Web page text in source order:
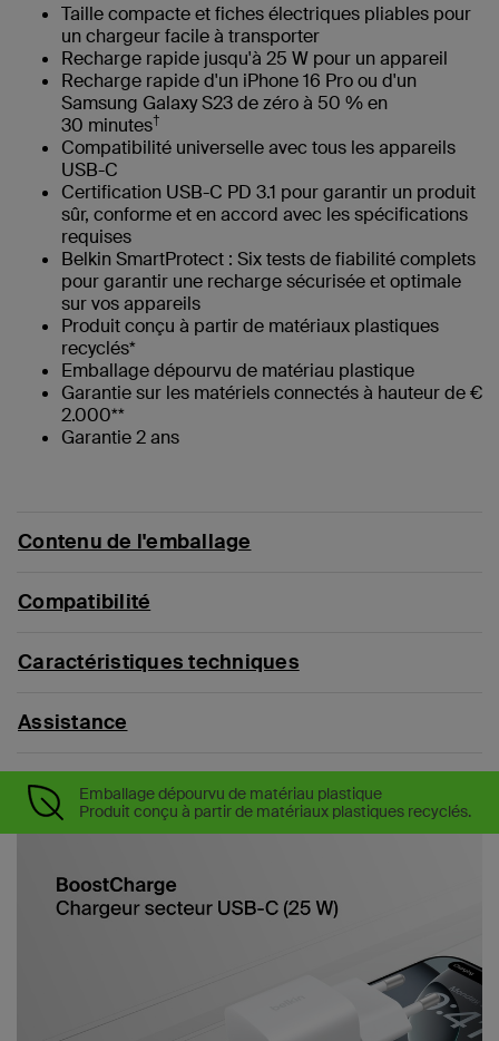
Taille compacte et fiches électriques pliables pour
un chargeur facile à transporter
Recharge rapide jusqu'à 25 W pour un appareil
Recharge rapide d'un iPhone 16 Pro ou d'un
Samsung Galaxy S23 de zéro à 50 % en
30 minutes†
Compatibilité universelle avec tous les appareils
USB-C
Certification USB-C PD 3.1 pour garantir un produit
sûr, conforme et en accord avec les spécifications
requises
Belkin SmartProtect : Six tests de fiabilité complets
pour garantir une recharge sécurisée et optimale
sur vos appareils
Produit conçu à partir de matériaux plastiques
recyclés*
‌Emballage dépourvu de matériau plastique
Garantie sur les matériels connectés à hauteur de €
2.000**
Garantie 2 ans
Contenu de l'emballage
Compatibilité
Caractéristiques techniques
Assistance
Emballage dépourvu de matériau plastique
Produit conçu à partir de matériaux plastiques recyclés.